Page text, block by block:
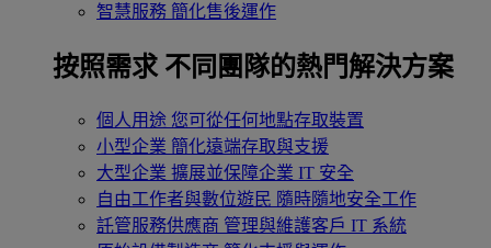
智慧服務 簡化售後運作
按照需求 不同團隊的熱門解決方案
個人用途 您可從任何地點存取裝置
小型企業 簡化遠端存取與支援
大型企業 擴展並保障企業 IT 安全
自由工作者與數位遊民 隨時隨地安全工作
託管服務供應商 管理與維護客戶 IT 系統